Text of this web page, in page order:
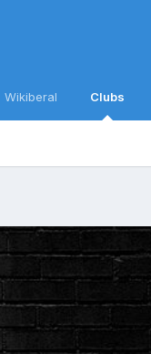
Wikiberal Clubs